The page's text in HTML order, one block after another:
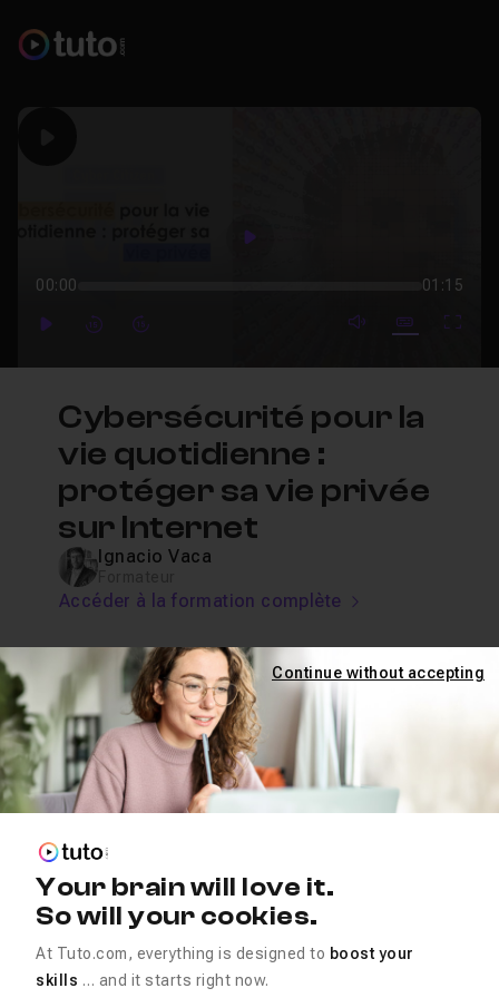
Play
00:00 01:15
PlayForwardForward mute video
Subtitles
Cybersécurité pour la
vie quotidienne :
protéger sa vie privée
sur Internet
Ignacio Vaca
Accéder à la formation complète